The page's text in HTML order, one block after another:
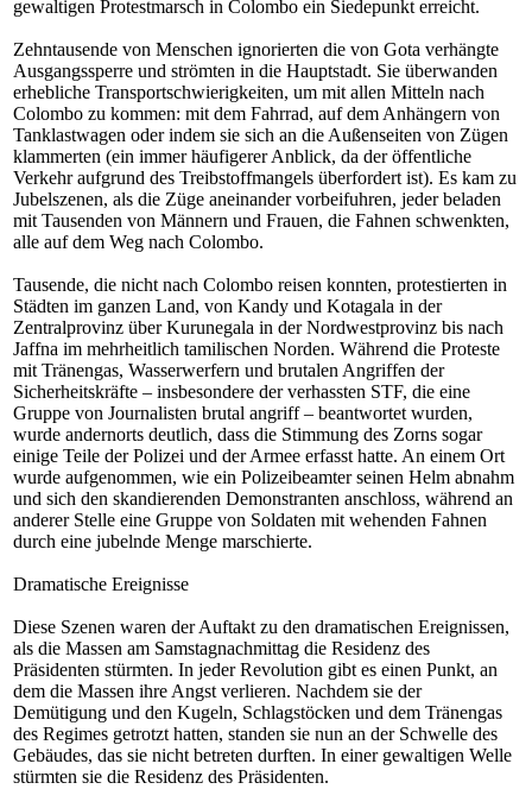
gewaltigen Protestmarsch in Colombo ein Siedepunkt erreicht.
Zehntausende von Menschen ignorierten die von Gota verhängte
Ausgangssperre und strömten in die Hauptstadt. Sie überwanden
erhebliche Transportschwierigkeiten, um mit allen Mitteln nach
Colombo zu kommen: mit dem Fahrrad, auf dem Anhängern von
Tanklastwagen oder indem sie sich an die Außenseiten von Zügen
klammerten (ein immer häufigerer Anblick, da der öffentliche
Verkehr aufgrund des Treibstoffmangels überfordert ist). Es kam zu
Jubelszenen, als die Züge aneinander vorbeifuhren, jeder beladen
mit Tausenden von Männern und Frauen, die Fahnen schwenkten,
alle auf dem Weg nach Colombo.
Tausende, die nicht nach Colombo reisen konnten, protestierten in
Städten im ganzen Land, von Kandy und Kotagala in der
Zentralprovinz über Kurunegala in der Nordwestprovinz bis nach
Jaffna im mehrheitlich tamilischen Norden. Während die Proteste
mit Tränengas, Wasserwerfern und brutalen Angriffen der
Sicherheitskräfte – insbesondere der verhassten STF, die eine
Gruppe von Journalisten brutal angriff – beantwortet wurden,
wurde andernorts deutlich, dass die Stimmung des Zorns sogar
einige Teile der Polizei und der Armee erfasst hatte. An einem Ort
wurde aufgenommen, wie ein Polizeibeamter seinen Helm abnahm
und sich den skandierenden Demonstranten anschloss, während an
anderer Stelle eine Gruppe von Soldaten mit wehenden Fahnen
durch eine jubelnde Menge marschierte.
Dramatische Ereignisse
Diese Szenen waren der Auftakt zu den dramatischen Ereignissen,
als die Massen am Samstagnachmittag die Residenz des
Präsidenten stürmten. In jeder Revolution gibt es einen Punkt, an
dem die Massen ihre Angst verlieren. Nachdem sie der
Demütigung und den Kugeln, Schlagstöcken und dem Tränengas
des Regimes getrotzt hatten, standen sie nun an der Schwelle des
Gebäudes, das sie nicht betreten durften. In einer gewaltigen Welle
stürmten sie die Residenz des Präsidenten.